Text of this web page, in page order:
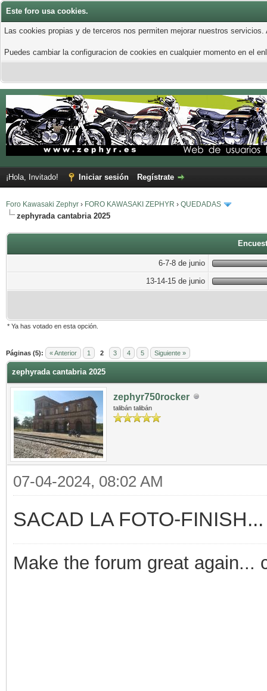
Este foro usa cookies.
Las cookies propias y de terceros nos permiten mejorar nuestros
Puedes cambiar la configuracion de cookies en cualquier momento en el
¡Hola, Invitado! Iniciar sesión Regístrate
Foro Kawasaki Zephyr › FORO KAWASAKI ZEPHYR › QUEDADAS
zephyrada cantabria 2025
6-7-8 de junio
13-14-15 de junio
* Ya has votado en esta opción.
Páginas (5): « Anterior 1 2 3 4 5 Siguiente »
zephyrada cantabria 2025
zephyr750rocker
talibán talibán
07-04-2024, 08:02 AM
SACAD LA FOTO-FINISH...
Make the forum great again...